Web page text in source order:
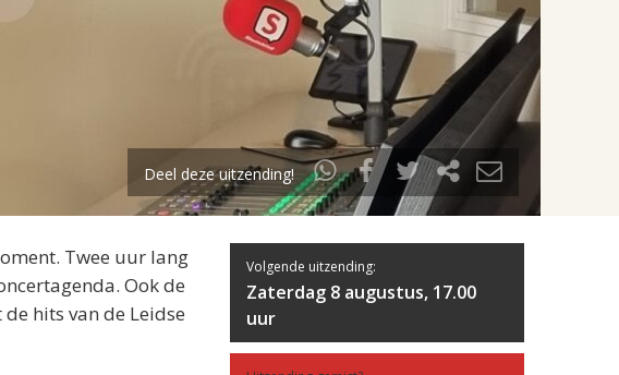
Deel deze uitzending!
Twee uur lang
Ook de
hits van de Leidse
Volgende uitzending:
Zaterdag 8 augustus, 17.00
uur